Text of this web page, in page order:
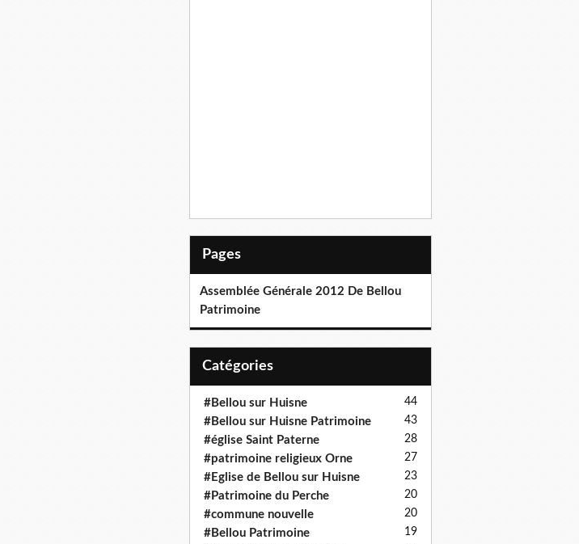
Pages
Assemblée Générale 2012 De Bellou
Patrimoine
Catégories
#Bellou sur Huisne 44
#Bellou sur Huisne Patrimoine 43
#église Saint Paterne 28
#patrimoine religieux Orne 27
#Eglise de Bellou sur Huisne 23
#Patrimoine du Perche 20
#commune nouvelle 20
#Bellou Patrimoine 19